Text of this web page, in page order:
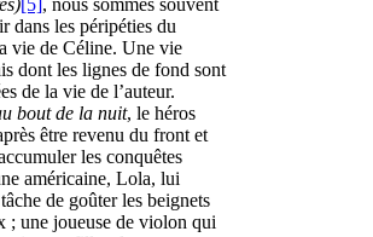
dans les péripéties du
vie de Céline. Une vie
dont les lignes de fond sont
de la vie de l’auteur.
bout de la nuit, le héros
être revenu du front et
les conquêtes
américaine, Lola, lui
de goûter les beignets
; une joueuse de violon qui